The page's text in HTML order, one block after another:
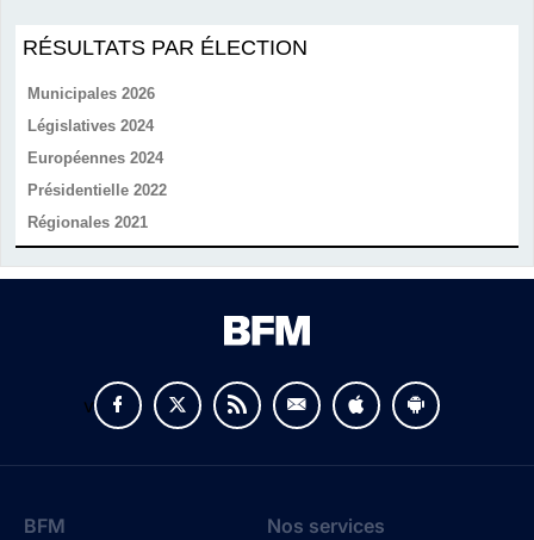
RÉSULTATS PAR ÉLECTION
Municipales 2026
Législatives 2024
Européennes 2024
Présidentielle 2022
Régionales 2021
v
BFM Nos services